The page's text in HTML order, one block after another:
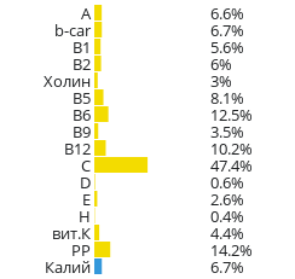
A
6.6%
b-car 6.7%
В1 5.6%
B2 6%
Холин 3%
B5 8.1%
B6 12.5%
B9 3.5%
B12 10.2%
C 47.4%
D 0.6%
E 2.6%
H 0.4%
вит.К 4.4%
PP 14.2%
Калий 6.7%